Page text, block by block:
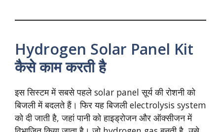
Hydrogen Solar Panel Kit
कैसे काम करती है
इस सिस्टम में सबसे पहले solar panel सूर्य की रोशनी को
बिजली में बदलते हैं। फिर यह बिजली electrolysis system
को दी जाती है, जहां पानी को हाइड्रोजन और ऑक्सीजन में